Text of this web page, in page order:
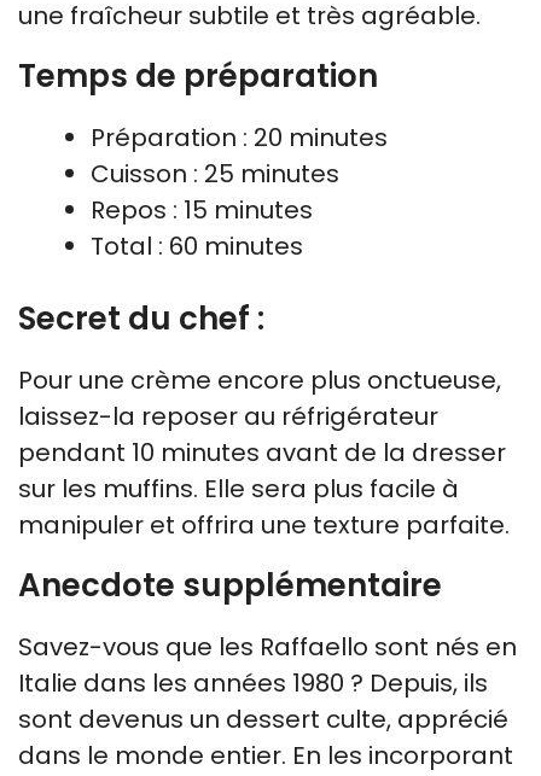
une fraîcheur subtile et très agréable.
Temps de préparation
Préparation : 20 minutes
Cuisson : 25 minutes
Repos : 15 minutes
Total : 60 minutes
Secret du chef :
Pour une crème encore plus onctueuse,
laissez-la reposer au réfrigérateur
pendant 10 minutes avant de la dresser
sur les muffins. Elle sera plus facile à
manipuler et offrira une texture parfaite.
Anecdote supplémentaire
Savez-vous que les Raffaello sont nés en
Italie dans les années 1980 ? Depuis, ils
sont devenus un dessert culte, apprécié
dans le monde entier. En les incorporant